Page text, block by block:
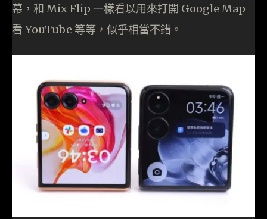
幕，和 Mix Flip 一樣看以用來打開 Google Map
看 YouTube 等等，似乎相當不錯。